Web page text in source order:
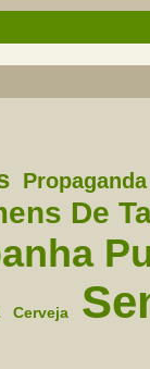
Propaganda
De
Cerveja